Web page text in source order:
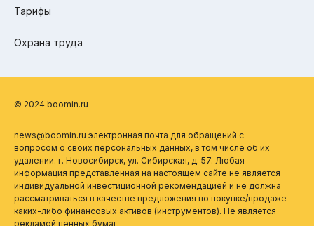
Тарифы
Охрана труда
© 2024 boomin.ru
news@boomin.ru электронная почта для обращений с
вопросом о своих персональных данных, в том числе об их
удалении. г. Новосибирск, ул. Сибирская, д. 57. Любая
информация представленная на настоящем сайте не является
индивидуальной инвестиционной рекомендацией и не должна
рассматриваться в качестве предложения по покупке/продаже
каких-либо финансовых активов (инструментов). Не является
рекламой ценных бумаг.